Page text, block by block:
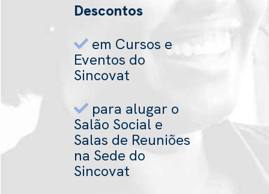
Descontos
em Cursos e
Eventos do
Sincovat
para alugar o
Salão Social e
Salas de Reuniões
na Sede do
Sincovat